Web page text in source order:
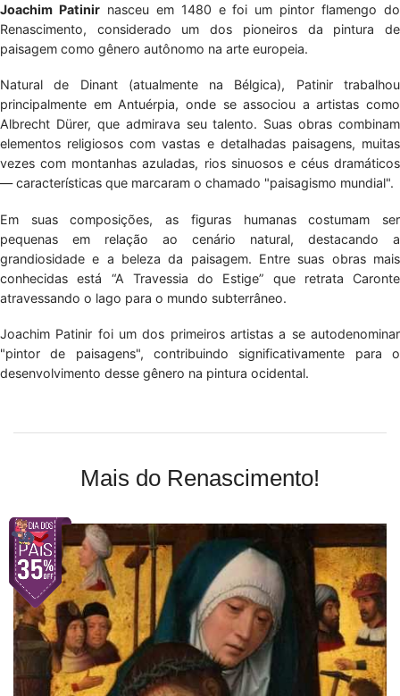
Joachim Patinirnasceu em 1480 e foi um pintor flamengo do
Renascimento, considerado um dos pioneiros da pintura de
paisagem como gênero autônomo na arte europeia.
Natural de Dinant (atualmente na Bélgica), Patinir trabalhou
principalmente em Antuérpia, onde se associou a artistas como
Albrecht Dürer, que admirava seu talento. Suas obras combinam
elementos religiosos com vastas e detalhadas paisagens, muitas
vezes com montanhas azuladas, rios sinuosos e céus dramáticos
— características que marcaram o chamado "paisagismo mundial".
Em suas composições, as figuras humanas costumam ser
pequenas em relação ao cenário natural, destacando a
grandiosidade e a beleza da paisagem. Entre suas obras mais
conhecidas está “A Travessia do Estige” que retrata Caronte
atravessando o lago para o mundo subterrâneo.
Joachim Patinir foi um dos primeiros artistas a se autodenominar
"pintor de paisagens", contribuindo significativamente para o
desenvolvimento desse gênero na pintura ocidental.
Mais do Renascimento!